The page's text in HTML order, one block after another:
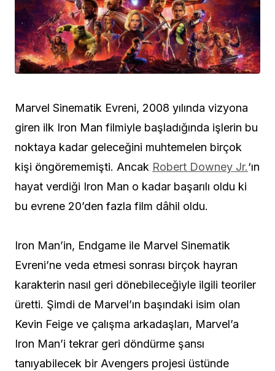
Marvel Sinematik Evreni, 2008 yılında vizyona
giren ilk Iron Man filmiyle başladığında işlerin bu
noktaya kadar geleceğini muhtemelen birçok
kişi öngörememişti. Ancak Robert Downey Jr.‘ın
hayat verdiği Iron Man o kadar başarılı oldu ki
bu evrene 20’den fazla film dâhil oldu.
Iron Man’in, Endgame ile Marvel Sinematik
Evreni’ne veda etmesi sonrası birçok hayran
karakterin nasıl geri dönebileceğiyle ilgili teoriler
üretti. Şimdi de Marvel’ın başındaki isim olan
Kevin Feige ve çalışma arkadaşları, Marvel’a
Iron Man’i tekrar geri döndürme şansı
tanıyabilecek bir Avengers projesi üstünde